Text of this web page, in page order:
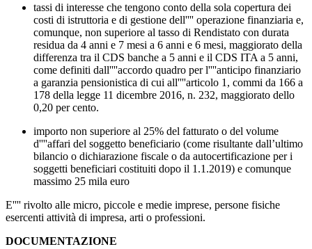
tassi di interesse che tengono conto della sola copertura dei
costi di istruttoria e di gestione dell'''' operazione finanziaria e,
comunque, non superiore al tasso di Rendistato con durata
residua da 4 anni e 7 mesi a 6 anni e 6 mesi, maggiorato della
differenza tra il CDS banche a 5 anni e il CDS ITA a 5 anni,
come definiti dall''''accordo quadro per l''''anticipo finanziario
a garanzia pensionistica di cui all''''articolo 1, commi da 166 a
178 della legge 11 dicembre 2016, n. 232, maggiorato dello
0,20 per cento.
importo non superiore al 25% del fatturato o del volume
d''''affari del soggetto beneficiario (come risultante dall’ultimo
bilancio o dichiarazione fiscale o da autocertificazione per i
soggetti beneficiari costituiti dopo il 1.1.2019) e comunque
massimo 25 mila euro
E'''' rivolto alle micro, piccole e medie imprese, persone fisiche
esercenti attività di impresa, arti o professioni.
DOCUMENTAZIONE